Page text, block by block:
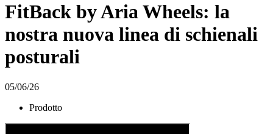
FitBack by Aria Wheels: la
nostra nuova linea di schienali
posturali
05/06/26
Prodotto